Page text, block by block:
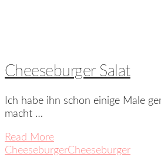
Cheeseburger Salat
Ich habe ihn schon einige Male
macht …
Read More
CheeseburgerCheeseburger